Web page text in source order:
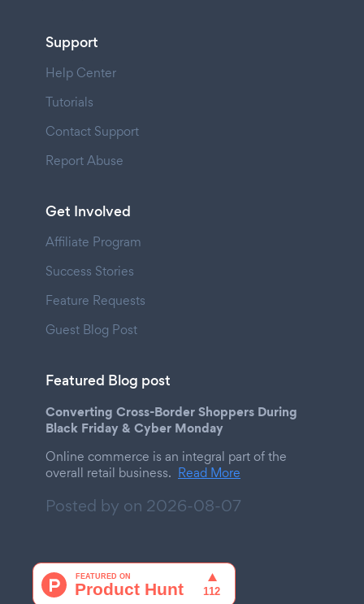
Support
Help Center
Tutorials
Contact Support
Report Abuse
Get Involved
Affiliate Program
Success Stories
Feature Requests
Guest Blog Post
Featured Blog post
Converting Cross-Border Shoppers During
Black Friday & Cyber Monday
Online commerce is an integral part of the
overall retail business. Read More
Posted by on 2026-08-07